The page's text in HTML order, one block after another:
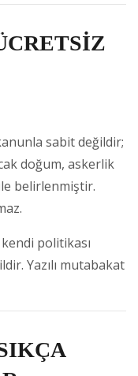
sabit değildir;
doğum, askerlik
belirlenmiştir.
politikası
Yazılı mutabakat